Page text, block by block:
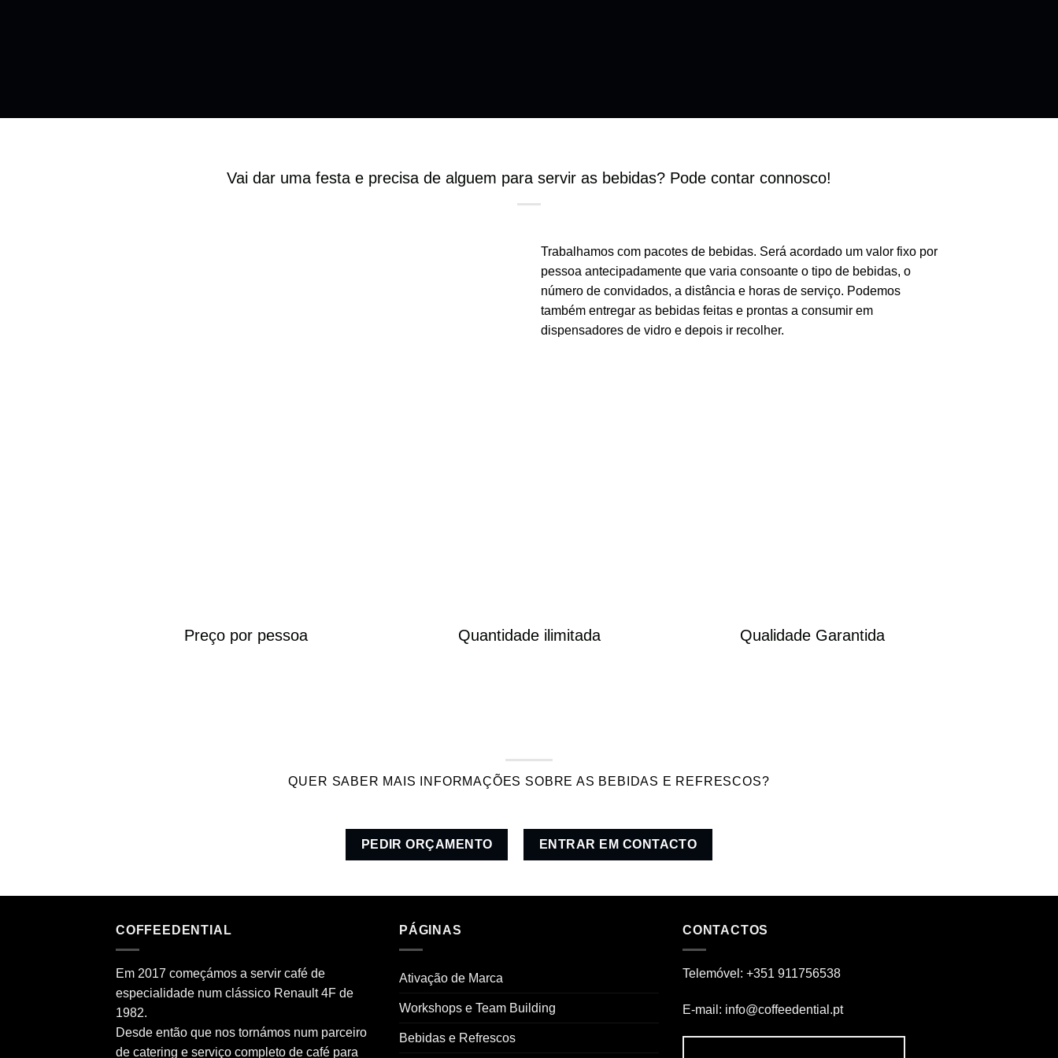
Vai dar uma festa e precisa de alguem para servir as bebidas? Pode contar connosco!
Trabalhamos com pacotes de bebidas. Será acordado um valor fixo por
pessoa antecipadamente que varia consoante o tipo de bebidas, o
número de convidados, a distância e horas de serviço. Podemos
também entregar as bebidas feitas e prontas a consumir em
dispensadores de vidro e depois ir recolher.
Preço por pessoa Quantidade ilimitada Qualidade Garantida
QUER SABER MAIS INFORMAÇÕES SOBRE AS BEBIDAS E REFRESCOS?
PEDIR ORÇAMENTO ENTRAR EM CONTACTO
COFFEEDENTIAL
Em 2017 começámos a servir café de
especialidade num clássico Renault 4F de
1982.
Desde então que nos tornámos num parceiro
de catering e serviço completo de café para
PÁGINAS
Ativação de Marca
Workshops e Team Building
Bebidas e Refrescos
CONTACTOS
Telemóvel: +351 911756538
E-mail: info@coffeedential.pt